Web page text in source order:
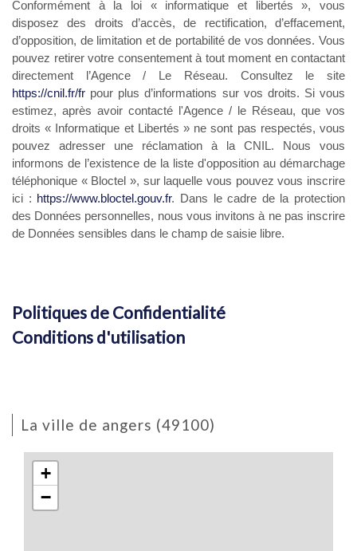
Conformément à la loi « informatique et libertés », vous
disposez des droits d’accès, de rectification, d’effacement,
d’opposition, de limitation et de portabilité de vos données. Vous
pouvez retirer votre consentement à tout moment en contactant
directement l’Agence / Le Réseau. Consultez le site
https://cnil.fr/fr pour plus d’informations sur vos droits. Si vous
estimez, après avoir contacté l'Agence / le Réseau, que vos
droits « Informatique et Libertés » ne sont pas respectés, vous
pouvez adresser une réclamation à la CNIL. Nous vous
informons de l’existence de la liste d'opposition au démarchage
téléphonique « Bloctel », sur laquelle vous pouvez vous inscrire
ici : https://www.bloctel.gouv.fr. Dans le cadre de la protection
des Données personnelles, nous vous invitons à ne pas inscrire
de Données sensibles dans le champ de saisie libre.
Politiques de Confidentialité
Conditions d'utilisation
la ville de angers (49100)
+
−